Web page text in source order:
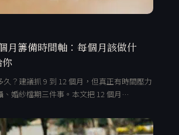
月籌備時間軸：每個月該做什
？建議抓 9 到 12 個月，但真正有時間壓力
、婚紗檔期三件事。本文把 12 個月…